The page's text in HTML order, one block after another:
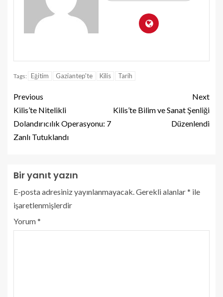
Tags: Eğitim Gaziantep'te Kilis Tarih
Previous
Kilis’te Nitelikli
Dolandırıcılık Operasyonu: 7
Zanlı Tutuklandı
Next
Kilis’te Bilim ve Sanat Şenliği
Düzenlendi
Bir yanıt yazın
E-posta adresiniz yayınlanmayacak. Gerekli alanlar* ile
işaretlenmişlerdir
Yorum*